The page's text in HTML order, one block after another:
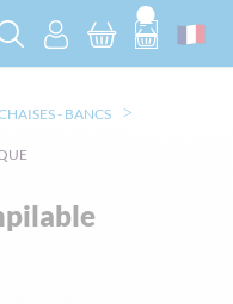
- BANCS